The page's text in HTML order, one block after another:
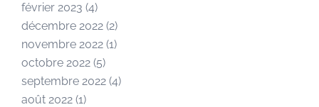
février 2023 (4)
décembre 2022 (2)
novembre 2022 (1)
octobre 2022 (5)
septembre 2022 (4)
août 2022 (1)